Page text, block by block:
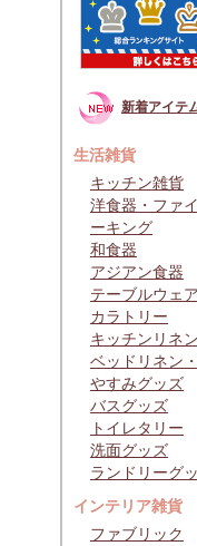
新着アイテ
生活雑貨
キッチン雑貨
洋食器・ファ
ーキング
和食器
アジアン食器
テーブルウェ
カラトリー
キッチンリネン
ベッドリネン
やすみグッズ
バスグッズ
トイレタリー
洗面グッズ
ランドリーグ
インテリア雑貨
ファブリック